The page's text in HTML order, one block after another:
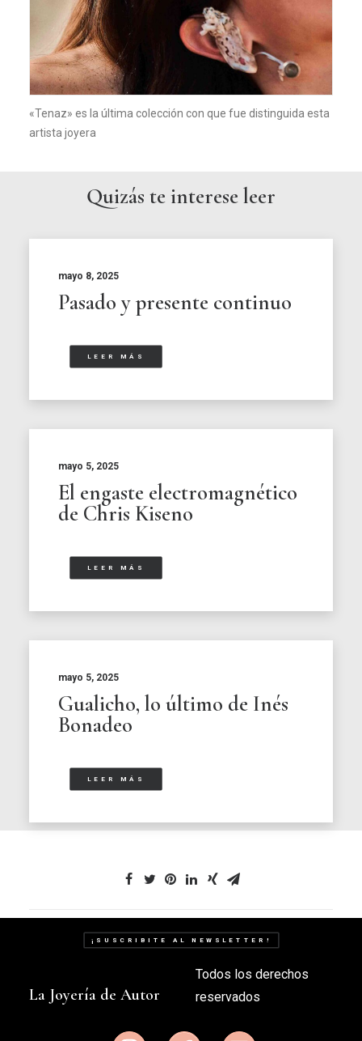
«Tenaz» es la última colección con que fue distinguida esta
artista joyera
Quizás te interese leer
mayo 8, 2025
Pasado y presente continuo
LEER MÁS
mayo 5, 2025
El engaste electromagnético
de Chris Kiseno
LEER MÁS
mayo 5, 2025
Gualicho, lo último de Inés
Bonadeo
LEER MÁS
¡SUSCRIBITE AL NEWSLETTER!
La Joyería de Autor
Todos los derechos
reservados